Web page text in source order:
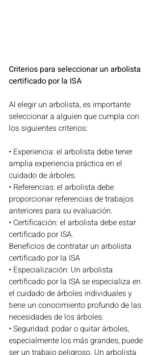
Criterios para seleccionar un arbolista
certificado por la ISA
Al elegir un arbolista, es importante
seleccionar a alguien que cumpla con
los siguientes criterios:
• Experiencia: el arbolista debe tener
amplia experiencia práctica en el
cuidado de árboles.
• Referencias: el arbolista debe
proporcionar referencias de trabajos
anteriores para su evaluación.
• Certificación: el arbolista debe estar
certificado por ISA.
Beneficios de contratar un arbolista
certificado por la ISA
• Especialización: Un arbolista
certificado por la ISA se especializa en
el cuidado de árboles individuales y
tiene un conocimiento profundo de las
necesidades de los árboles.
• Seguridad: podar o quitar árboles,
especialmente los más grandes, puede
ser un trabajo peligroso. Un arbolista